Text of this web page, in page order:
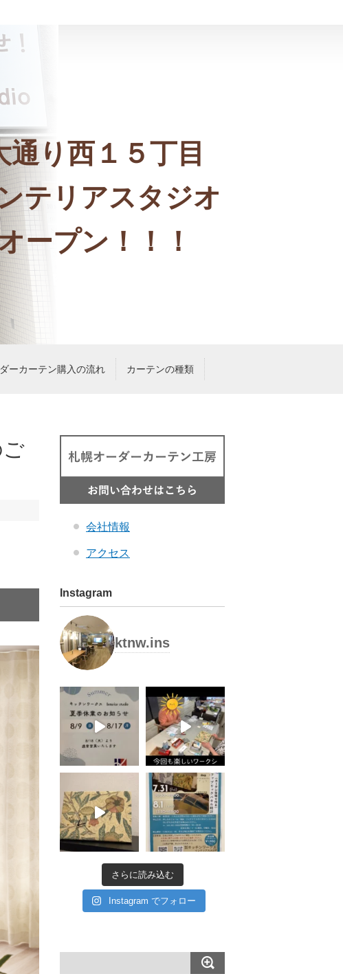
通り西１５丁目
テリアスタジオ
ープン！！！
ーカーテン購入の流れ カーテンの種類
会社情報
アクセス
Instagram
ktnw.ins
さらに読み込む
Instagram でフォロー